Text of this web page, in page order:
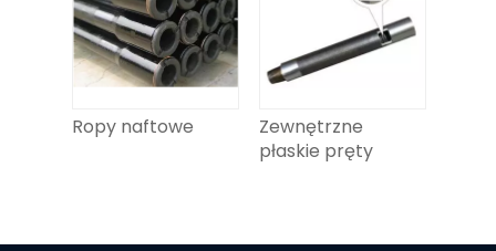
Ropy naftowe
Zewnętrzne
płaskie pręty